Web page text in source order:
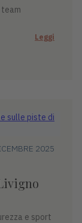
Leggi
2025
e sport